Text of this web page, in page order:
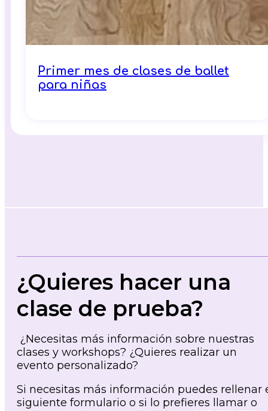
Primer mes de clases de ballet
para niñas
¿Quieres hacer una
clase de prueba?
¿Necesitas más información sobre nuestras
clases y workshops? ¿Quieres realizar un
evento personalizado?
Si necesitas más información puedes rellenar
siguiente formulario o si lo prefieres llamar o